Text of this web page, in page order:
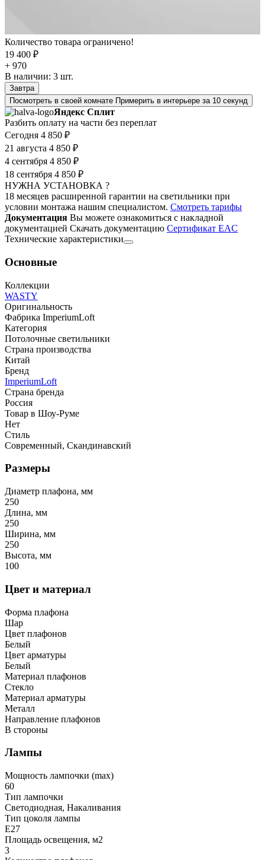
Количество товара ограничено!
19 400 ₽
+ 970
В наличии: 3 шт.
Завтра
Посмотреть в своей комнате Примерить в интерьере за 10 секунд
Яндекс Сплит
Разбить оплату на части без переплат
Сегодня 4 850 ₽
21 августа 4 850 ₽
4 сентября 4 850 ₽
18 сентября 4 850 ₽
НУЖНА УСТАНОВКА ?
18 месяцев расширенной гарантии на светильники при
условии монтажа нашим специалистом. Смотреть тарифы
Документация Вы можете ознакомиться с накладной
документацией Скачать документацию Cертификат EAC
Технические характеристики
Основные
Коллекции
WASTY
Оригинальность
Фабрика ImperiumLoft
Категория
Потолочные светильники
Страна производства
Китай
Бренд
ImperiumLoft
Страна бренда
Россия
Товар в Шоу-Руме
Нет
Стиль
Современный, Скандинавский
Размеры
Диаметр плафона, мм
250
Длина, мм
250
Ширина, мм
250
Высота, мм
100
Цвет и материал
Форма плафона
Шар
Цвет плафонов
Белый
Цвет арматуры
Белый
Материал плафонов
Стекло
Материал арматуры
Металл
Направление плафонов
В стороны
Лампы
Мощность лампочки (max)
60
Тип лампочки
Светодиодная, Накаливания
Тип цоколя лампы
E27
Площадь освещения, м2
3